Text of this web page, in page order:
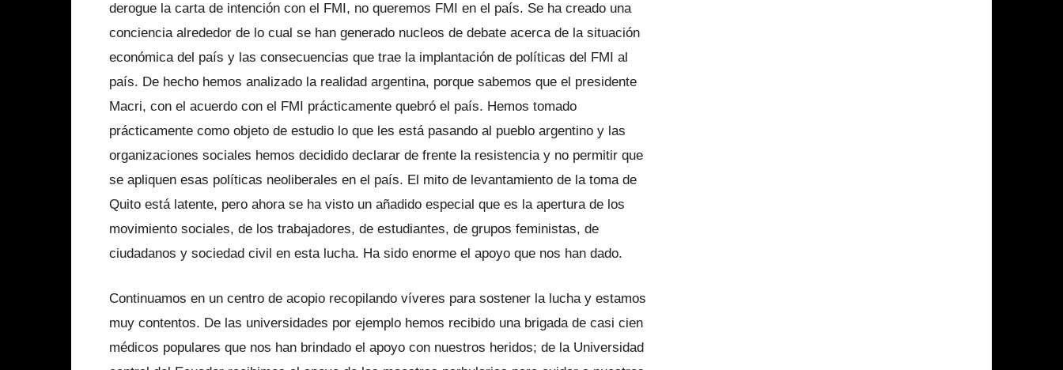
derogue la carta de intención con el FMI, no queremos FMI en el país. Se ha creado una
conciencia alrededor de lo cual se han generado nucleos de debate acerca de la situación
económica del país y las consecuencias que trae la implantación de políticas del FMI al
país. De hecho hemos analizado la realidad argentina, porque sabemos que el presidente
Macri, con el acuerdo con el FMI prácticamente quebró el país. Hemos tomado
prácticamente como objeto de estudio lo que les está pasando al pueblo argentino y las
organizaciones sociales hemos decidido declarar de frente la resistencia y no permitir que
se apliquen esas políticas neoliberales en el país. El mito de levantamiento de la toma de
Quito está latente, pero ahora se ha visto un añadido especial que es la apertura de los
movimiento sociales, de los trabajadores, de estudiantes, de grupos feministas, de
ciudadanos y sociedad civil en esta lucha. Ha sido enorme el apoyo que nos han dado.
Continuamos en un centro de acopio recopilando víveres para sostener la lucha y estamos
muy contentos. De las universidades por ejemplo hemos recibido una brigada de casi cien
médicos populares que nos han brindado el apoyo con nuestros heridos; de la Universidad